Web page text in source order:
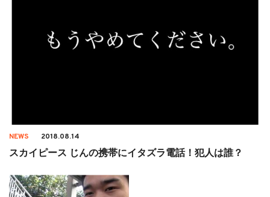
NEWS 2018.08.14
スカイピース じんの携帯にイタズラ電話！犯人は誰？